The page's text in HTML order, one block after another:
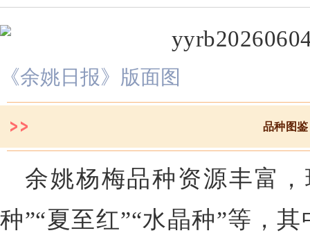
《余姚日报》版面图
品种图鉴
余姚杨梅品种资源丰富
种”“夏至红”“水晶种”等，